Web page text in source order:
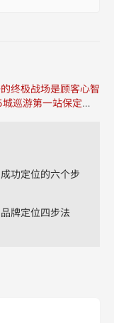
终极战场是顾客心智
一站保定站圆满落幕
功定位的六个步
牌定位四步法